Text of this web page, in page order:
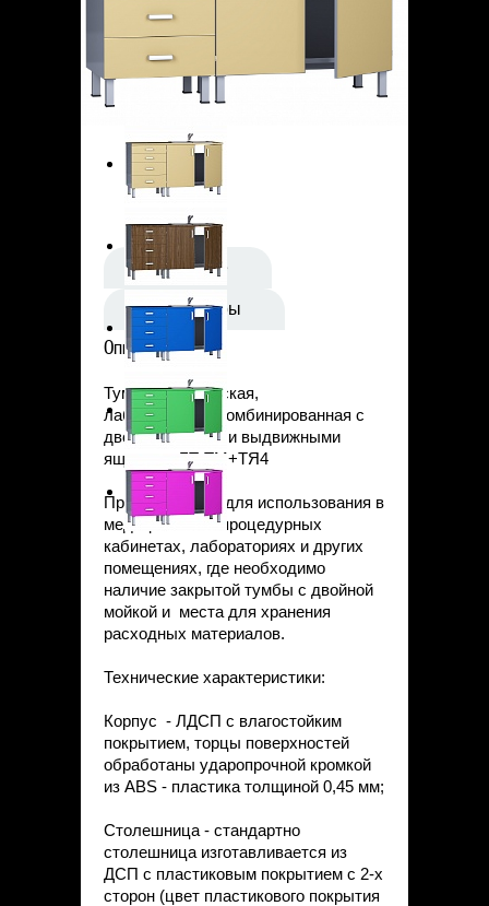
Контакты
Описание
Параметры
Описание
Тумба медицинская,
лабораторная комбинированная с
двойной мойкой и выдвижными
ящиками, БТ-ТМ+ТЯ4
Предназначена для использования в
медицинских и процедурных
кабинетах, лабораториях и других
помещениях, где необходимо
наличие закрытой тумбы с двойной
мойкой и места для хранения
расходных материалов.
Технические характеристики:
Корпус - ЛДСП с влагостойким
покрытием, торцы поверхностей
обработаны ударопрочной кромкой
из ABS - пластика толщиной 0,45 мм;
Столешница - стандартно
столешница изготавливается из
ДСП с пластиковым покрытием с 2-х
сторон (цвет пластикового покрытия